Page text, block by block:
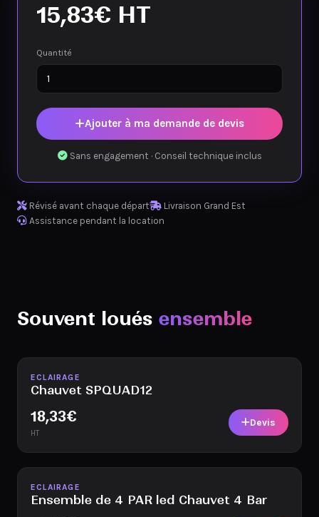
15,83€ HT
Quantité
Ajouter à ma demande de devis
Sans engagement · Conseil technique inclus
Révisé avant chaque départ
Livraison Grand Est
Assistance pendant la location
Souvent loués ensemble
Disponible
ECLAIRAGE
Chauvet SPQUAD12
18,33€
HT
Devis
Disponible
ECLAIRAGE
Ensemble de 4 PAR led Chauvet 4 Bar